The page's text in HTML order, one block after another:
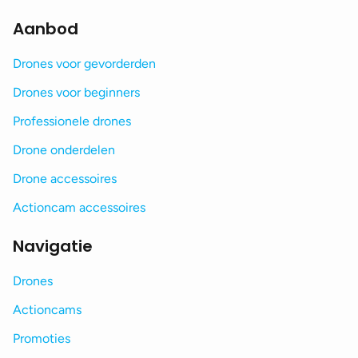
Aanbod
Drones voor gevorderden
Drones voor beginners
Professionele drones
Drone onderdelen
Drone accessoires
Actioncam accessoires
Navigatie
Drones
Actioncams
Promoties